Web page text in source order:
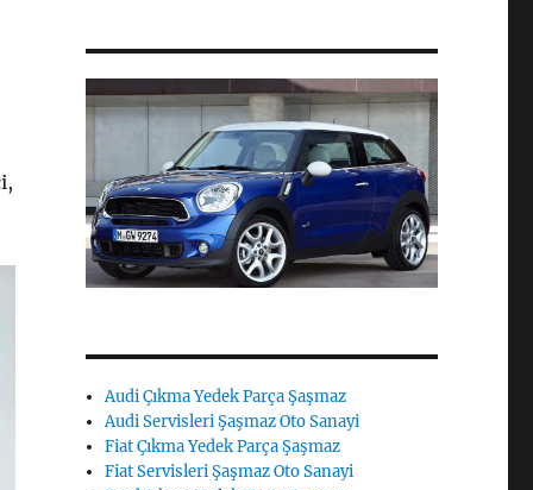
Audi Çıkma Yedek Parça Şaşmaz
Audi Servisleri Şaşmaz Oto Sanayi
Fiat Çıkma Yedek Parça Şaşmaz
Fiat Servisleri Şaşmaz Oto Sanayi